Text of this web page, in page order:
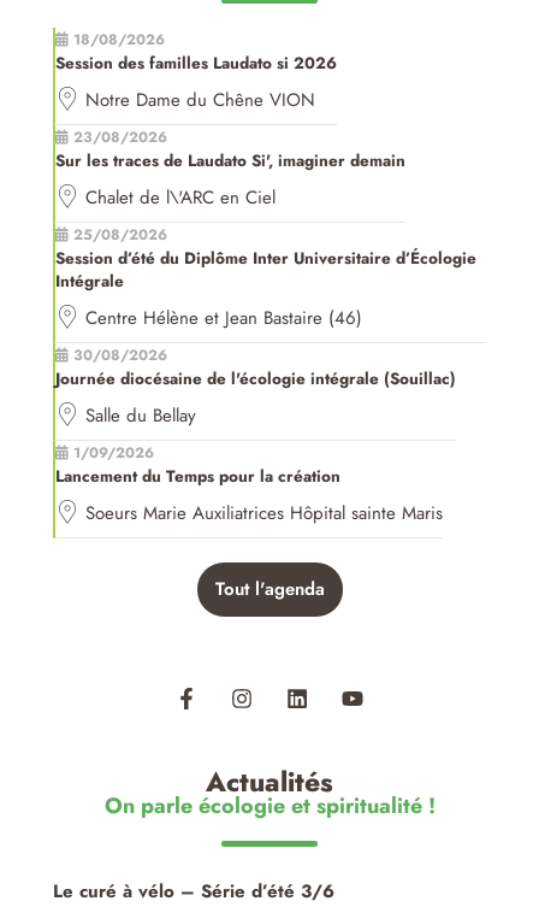
18/08/2026
Session des familles Laudato si 2026
Notre Dame du Chêne VION
23/08/2026
Sur les traces de Laudato Si', imaginer demain
Chalet de l\'ARC en Ciel
25/08/2026
Session d’été du Diplôme Inter Universitaire d’Écologie
Intégrale
Centre Hélène et Jean Bastaire (46)
30/08/2026
Journée diocésaine de l'écologie intégrale (Souillac)
Salle du Bellay
1/09/2026
Lancement du Temps pour la création
Soeurs Marie Auxiliatrices Hôpital sainte Maris
Tout l'agenda
Actualités
On parle écologie et spiritualité !
Le curé à vélo – Série d’été 3/6